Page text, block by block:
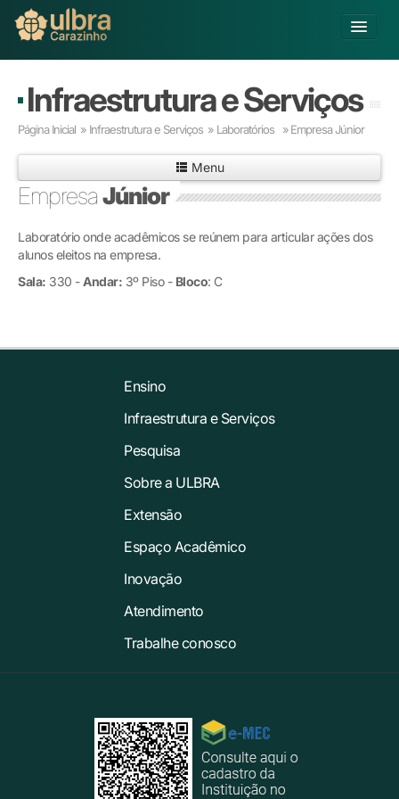
Buscar
Já sou Aluno
Matricule-se
Educação Básica
Graduação
Pós-graduação
Educação a Distância
Infraestrutura e Serviços
Infraestrutura e Serviços
Página Inicial » Infraestrutura e Serviços » Laboratórios »Empresa Júnior
Menu
EmpresaJúnior
Laboratório onde acadêmicos se reúnem para articular ações dos
alunos eleitos na empresa.
Sala: 330 -Andar: 3º Piso - Bloco: C
Ensino
Infraestrutura e Serviços
Pesquisa
Sobre a ULBRA
Extensão
Espaço Acadêmico
Inovação
Atendimento
Trabalhe conosco